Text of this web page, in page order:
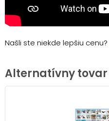
Našli ste niekde lepšiu cenu?
Alternatívny tovar